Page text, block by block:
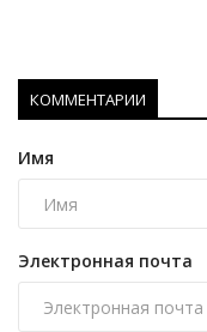
КОММЕНТАРИИ
Имя
Электронная почта